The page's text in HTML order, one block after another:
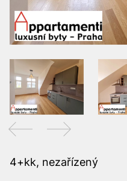
4+kk, nezařízený